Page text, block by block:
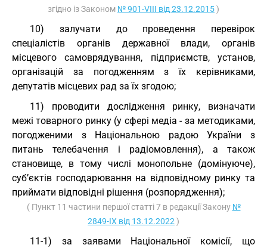
згідно із Законом № 901-VIII від 23.12.2015)
10) залучати до проведення перевірок
спеціалістів органів державної влади, органів
місцевого самоврядування, підприємств, установ,
організацій за погодженням з їх керівниками,
депутатів місцевих рад за їх згодою;
11) проводити дослідження ринку, визначати
межі товарного ринку (у сфері медіа - за методиками,
погодженими з Національною радою України з
питань телебачення і радіомовлення), а також
становище, в тому числі монопольне (домінуюче),
суб’єктів господарювання на відповідному ринку та
приймати відповідні рішення (розпорядження);
( Пункт 11 частини першої статті 7 в редакції Закону №
2849-IX від 13.12.2022 )
11-1) за заявами Національної комісії, що